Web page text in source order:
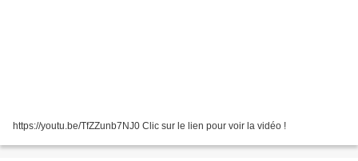
https://youtu.be/TfZZunb7NJ0 Clic sur le lien pour voir la vidéo !